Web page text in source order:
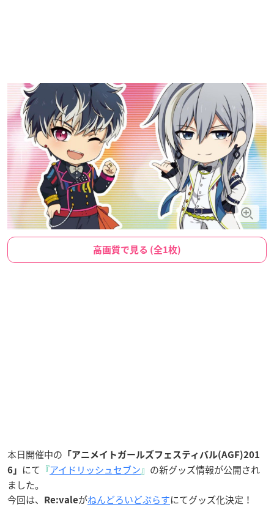
高画質で見る (全1枚)
本日開催中の 「アニメイトガールズフェスティバル(AGF)201
6」
にて 『アイドリッシュセブン』 の新グッズ情報が公開され
ました。
今回は、
Re:valeがねんどろいどぷらすにてグッズ化決定！